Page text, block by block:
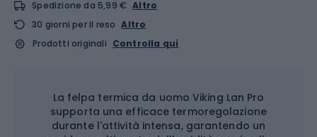
Spedizione da 5,99 € Altro
30 giorni per il reso Altro
Prodotti originali Controlla qui
La felpa termica da uomo Viking Lan Pro
supporta una efficace termoregolazione
durante l'attività intensa, garantendo un